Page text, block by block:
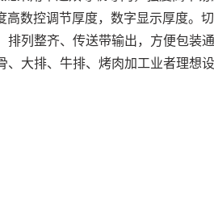
数控调节厚度，数字显示厚度。
列整齐、传送带输出，方便包装
大排、牛排、烤肉加工业者理想